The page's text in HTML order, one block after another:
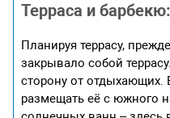
Терраса и
Планируя террасу,
закрывало собой
сторону от отдыхающих.
размещать её с южного